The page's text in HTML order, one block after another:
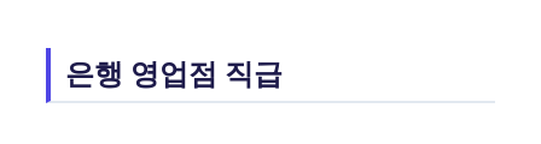
은행 영업점 직급